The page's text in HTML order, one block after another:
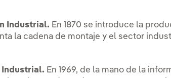
Industrial. En 1870 se introduce la
la cadena de montaje y el sector
Industrial. En 1969, de la mano de la